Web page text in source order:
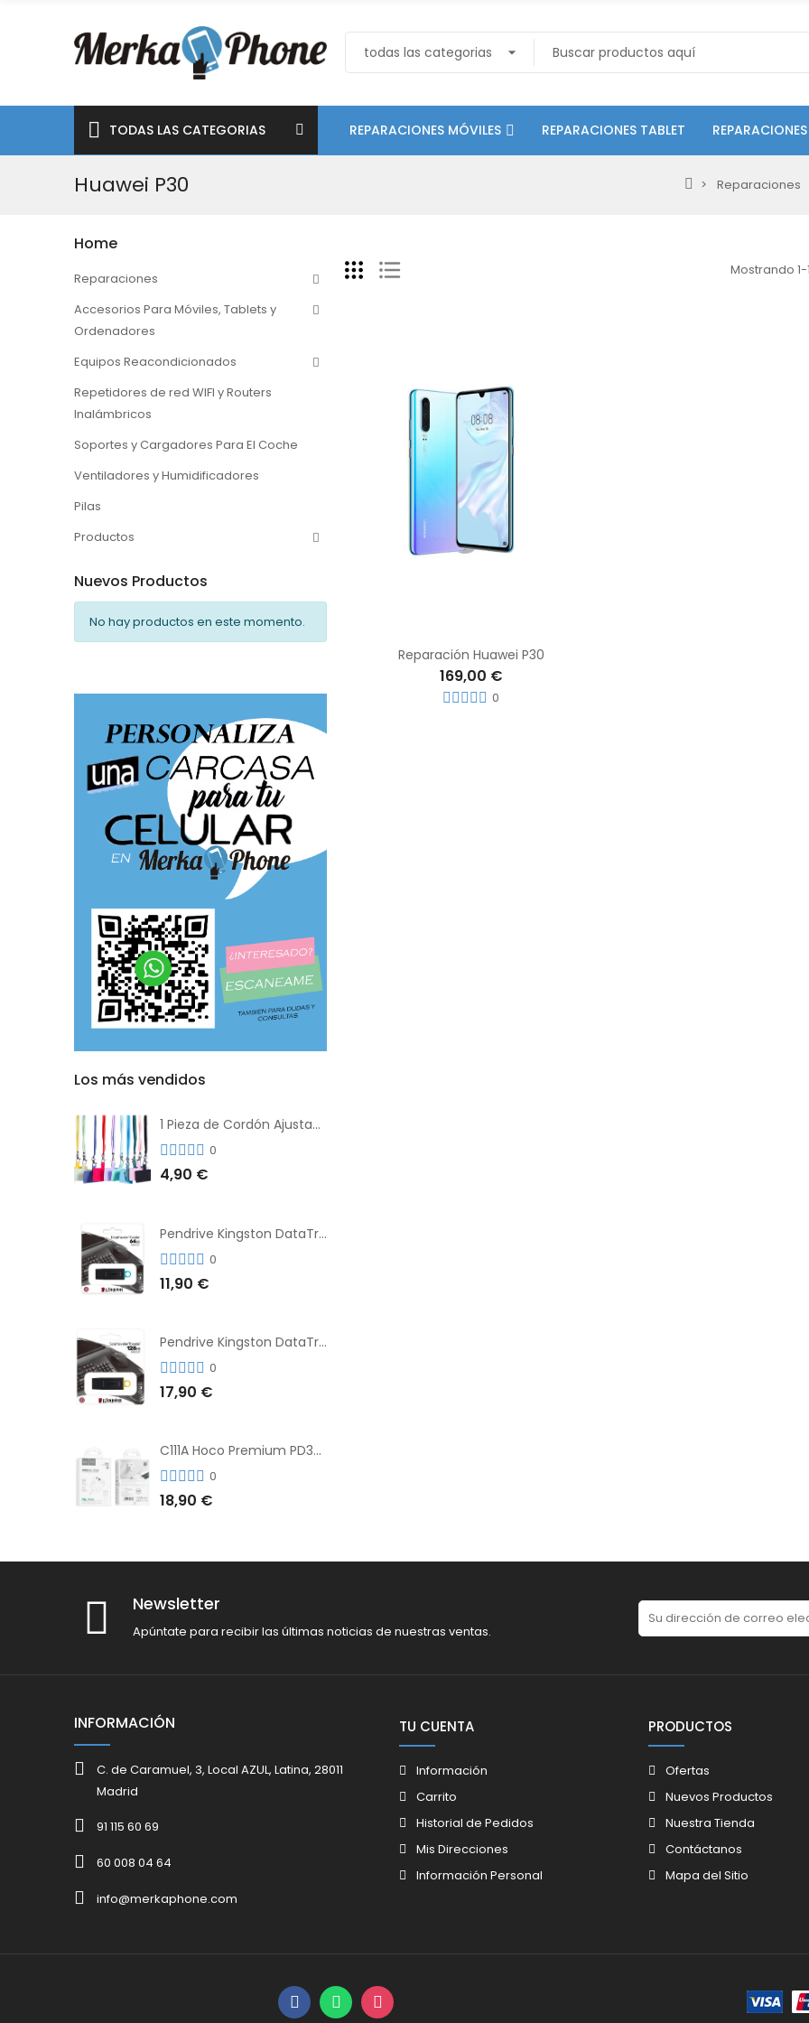
TODAS LAS CATEGORIAS REPARACIONES MÓVILES REPARACIONES TABLET
Huawei P30 Reparaciones
Home
Reparaciones
Accesorios Para Móviles, Tablets y
Ordenadores
Equipos Reacondicionados
Repetidores de red WIFI y Routers
Inalámbricos
Soportes y Cargadores Para El Coche
Ventiladores y Humidificadores
Pilas
Productos
Nuevos Productos
No hay productos en este momento.
Los más vendidos
1 Pieza de Cordón Ajustable Universal Para el Teléfono Con Clip Antipérdida
0
4,90 €
Pendrive Kingston DataTraveler® Exodia™ 64GB 3.2'
0
11,90 €
Pendrive Kingston DataTraveler® Exodia™ 128GB 3.2´
0
17,90 €
C111A Hoco Premium PD30W Adaptador de Carga Rápida Puerto Dual USB+Tipo C + Cable
0
18,90 €
Mostrando
Reparación Huawei P30
169,00 €
0
Newsletter
Apúntate para recibir las últimas noticias de nuestras ventas.
INFORMACIÓN
C. de Caramuel, 3, Local AZUL, Latina, 28011
Madrid
91 115 60 69
60 008 04 64
info@merkaphone.com
TU CUENTA
Información
Carrito
Historial de Pedidos
Mis Direcciones
Información Personal
PRODUCTOS
Ofertas
Nuevos Productos
Nuestra Tienda
Contáctanos
Mapa del Sitio